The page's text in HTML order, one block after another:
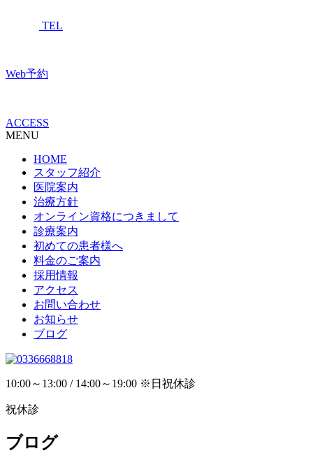
TEL
Web予約
ACCESS
MENU
HOME
スタッフ紹介
医院案内
治療方針
オンライン資格につきまして
診療案内
初めての患者様へ
料金のご案内
採用情報
アクセス
お問い合わせ
お知らせ
ブログ
10:00～13:00 / 14:00～19:00 ※日祝休診
祝休診
ブログ